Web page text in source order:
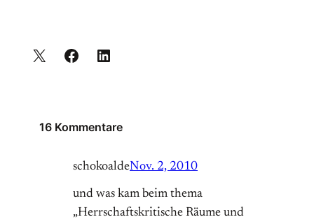
16 Kommentare
schokoaldeNov. 2, 2010
und was kam beim thema
„Herrschaftskritische Räume und